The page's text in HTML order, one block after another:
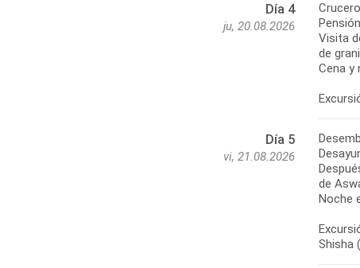
Día 4
ju, 20.08.2026
Visita
de
Cena y
Día 5
vi, 21.08.2026
de
Noche
Shisha